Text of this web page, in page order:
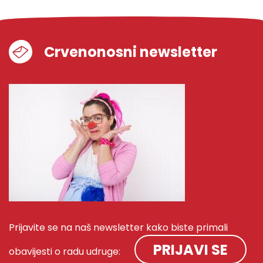
Crvenonosni newsletter
Prijavite se na naš newsletter kako biste primali
obavijesti o radu udruge:
PRIJAVI SE